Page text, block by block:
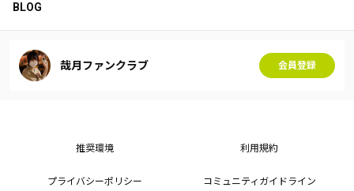
BLOG
哉月ファンクラブ 会員登録
推奨環境 利用規約
プライバシーポリシー コミュニティガイドライン